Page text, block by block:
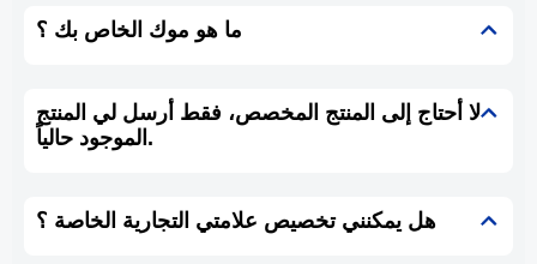
ما هو موك الخاص بك ؟
لا أحتاج إلى المنتج المخصص، فقط أرسل لي المنتج
الموجود حالياً.
هل يمكنني تخصيص علامتي التجارية الخاصة ؟